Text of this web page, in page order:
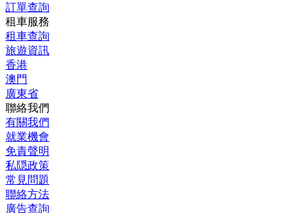
訂單查詢
租車服務
租車查詢
旅遊資訊
香港
澳門
廣東省
聯絡我們
有關我們
就業機會
免責聲明
私隠政策
常見問題
聯絡方法
廣告查詢